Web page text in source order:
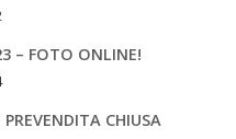
– FOTO ONLINE!
CHIUSA